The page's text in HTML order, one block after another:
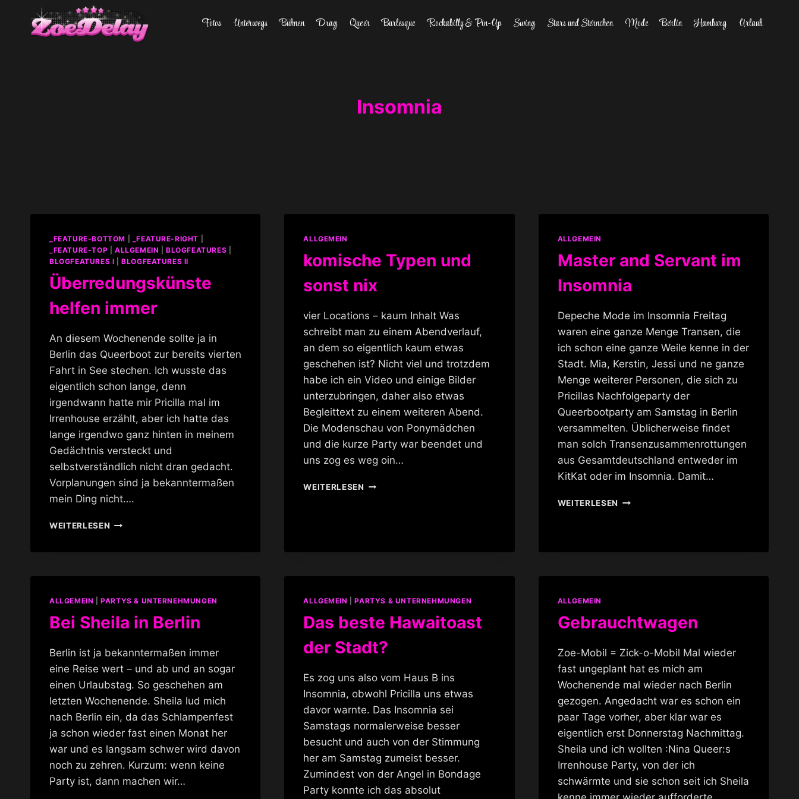
springen
Fotos Unterwegs Bühnen Drag Queer Burlesque Rockabilly & Pin-Up Swing Stars und Sternchen Mode Berlin Hamburg Urlaub
Insomnia
_FEATURE-BOTTOM _FEATURE-RIGHT
_FEATURE-TOP
ALLGEMEIN |BLOGFEATURES
BLOGFEATURES I |BLOGFEATURES II
Überredungskünste
helfen immer
An diesem Wochenende sollte ja in
Berlin das Queerboot zur bereits vierten
Fahrt in See stechen. Ich wusste das
eigentlich schon lange, denn
irgendwann hatte mir Pricilla mal im
Irrenhouse erzählt, aber ich hatte das
lange irgendwo ganz hinten in meinem
Gedächtnis versteckt und
selbstverständlich nicht dran gedacht.
Vorplanungen sind ja bekanntermaßen
mein Ding nicht….
WEITERLESENÜBERREDUNGSKÜNSTE
ALLGEMEIN
komische Typen und
sonst nix
vier Locations – kaum Inhalt Was
schreibt man zu einem Abendverlauf,
an dem so eigentlich kaum etwas
geschehen ist? Nicht viel und trotzdem
habe ich ein Video und einige Bilder
unterzubringen, daher also etwas
Begleittext zu einem weiteren Abend.
Die Modenschau von Ponymädchen
und die kurze Party war beendet und
uns zog es weg oin…
WEITERLESENKOMISCHE
ALLGEMEIN
Master and Servant im
Insomnia
Depeche Mode im Insomnia Freitag
waren eine ganze Menge Transen, die
ich schon eine ganze Weile kenne in der
Stadt. Mia, Kerstin, Jessi und ne ganze
Menge weiterer Personen, die sich zu
Pricillas Nachfolgeparty der
Queerbootparty am Samstag in Berlin
versammelten. Üblicherweise findet
man solch Transenzusammenrottungen
aus Gesamtdeutschland entweder im
KitKat oder im Insomnia. Damit…
WEITERLESEN MASTER
ALLGEMEIN |PARTYS & UNTERNEHMUNGEN
Bei Sheila in Berlin
Berlin ist ja bekanntermaßen immer
eine Reise wert – und ab und an sogar
einen Urlaubstag. So geschehen am
letzten Wochenende. Sheila lud mich
nach Berlin ein, da das Schlampenfest
ja schon wieder fast einen Monat her
war und es langsam schwer wird davon
noch zu zehren. Kurzum: wenn keine
Party ist, dann machen wir…
ALLGEMEIN |PARTYS & UNTERNEHMUNGEN
Das beste Hawaitoast
der Stadt?
Es zog uns also vom Haus B ins
Insomnia, obwohl Pricilla uns etwas
davor warnte. Das Insomnia sei
Samstags normalerweise besser
besucht und auch von der Stimmung
her am Samstag zumeist besser.
Zumindest von der Angel in Bondage
Party konnte ich das absolut
ALLGEMEIN
Gebrauchtwagen
Zoe-Mobil = Zick-o-Mobil Mal wieder
fast ungeplant hat es mich am
Wochenende mal wieder nach Berlin
gezogen. Angedacht war es schon ein
paar Tage vorher, aber klar war es
eigentlich erst Donnerstag Nachmittag.
Sheila und ich wollten :Nina Queer:s
Irrenhouse Party, von der ich
schwärmte und sie schon seit ich Sheila